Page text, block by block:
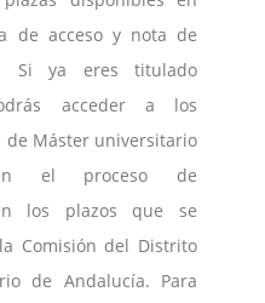
de acceso y nota de
Si ya eres titulado
acceder a los
de Máster universitario
el proceso de
los plazos que se
Comisión del Distrito
de Andalucía. Para